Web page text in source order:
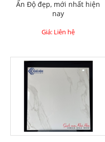
Ấn Độ đẹp, mới nhất hiện
nay
Giá: Liên hệ